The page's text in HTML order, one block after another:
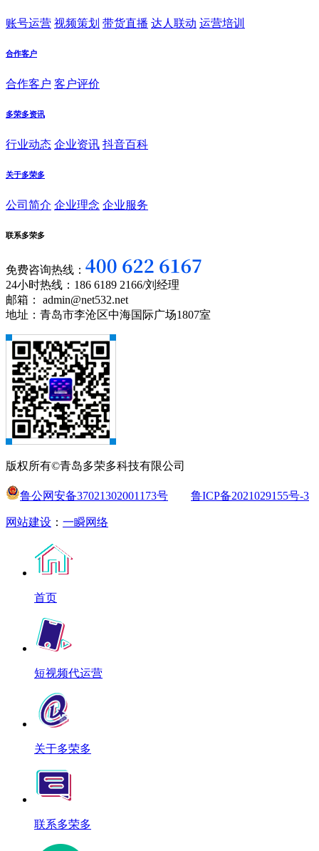
账号运营 视频策划 带货直播 达人联动 运营培训
合作客户
合作客户 客户评价
多荣多资讯
行业动态 企业资讯 抖音百科
关于多荣多
公司简介 企业理念 企业服务
联系多荣多
免费咨询热线：
24小时热线：186 6189 2166/刘经理
邮箱： admin@net532.net
地址：青岛市李沧区中海国际广场1807室
版权所有©青岛多荣多科技有限公司
鲁公网安备37021302001173号 鲁ICP备2021029155号-3
网站建设 ： 一瞬网络
首页
短视频代运营
关于多荣多
联系多荣多